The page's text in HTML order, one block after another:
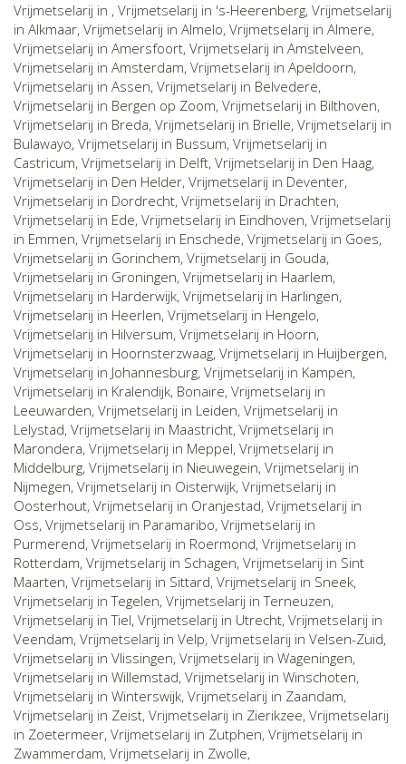
Vrijmetselarij in , Vrijmetselarij in 's-Heerenberg, Vrijmetselarij
in Alkmaar, Vrijmetselarij in Almelo, Vrijmetselarij in Almere,
Vrijmetselarij in Amersfoort, Vrijmetselarij in Amstelveen,
Vrijmetselarij in Amsterdam, Vrijmetselarij in Apeldoorn,
Vrijmetselarij in Assen, Vrijmetselarij in Belvedere,
Vrijmetselarij in Bergen op Zoom, Vrijmetselarij in Bilthoven,
Vrijmetselarij in Breda, Vrijmetselarij in Brielle, Vrijmetselarij in
Bulawayo, Vrijmetselarij in Bussum, Vrijmetselarij in
Castricum, Vrijmetselarij in Delft, Vrijmetselarij in Den Haag,
Vrijmetselarij in Den Helder, Vrijmetselarij in Deventer,
Vrijmetselarij in Dordrecht, Vrijmetselarij in Drachten,
Vrijmetselarij in Ede, Vrijmetselarij in Eindhoven, Vrijmetselarij
in Emmen, Vrijmetselarij in Enschede, Vrijmetselarij in Goes,
Vrijmetselarij in Gorinchem, Vrijmetselarij in Gouda,
Vrijmetselarij in Groningen, Vrijmetselarij in Haarlem,
Vrijmetselarij in Harderwijk, Vrijmetselarij in Harlingen,
Vrijmetselarij in Heerlen, Vrijmetselarij in Hengelo,
Vrijmetselarij in Hilversum, Vrijmetselarij in Hoorn,
Vrijmetselarij in Hoornsterzwaag, Vrijmetselarij in Huijbergen,
Vrijmetselarij in Johannesburg, Vrijmetselarij in Kampen,
Vrijmetselarij in Kralendijk, Bonaire, Vrijmetselarij in
Leeuwarden, Vrijmetselarij in Leiden, Vrijmetselarij in
Lelystad, Vrijmetselarij in Maastricht, Vrijmetselarij in
Marondera, Vrijmetselarij in Meppel, Vrijmetselarij in
Middelburg, Vrijmetselarij in Nieuwegein, Vrijmetselarij in
Nijmegen, Vrijmetselarij in Oisterwijk, Vrijmetselarij in
Oosterhout, Vrijmetselarij in Oranjestad, Vrijmetselarij in
Oss, Vrijmetselarij in Paramaribo, Vrijmetselarij in
Purmerend, Vrijmetselarij in Roermond, Vrijmetselarij in
Rotterdam, Vrijmetselarij in Schagen, Vrijmetselarij in Sint
Maarten, Vrijmetselarij in Sittard, Vrijmetselarij in Sneek,
Vrijmetselarij inTegelen, Vrijmetselarij inTerneuzen,
Vrijmetselarij inTiel, Vrijmetselarij in Utrecht, Vrijmetselarij in
Veendam, Vrijmetselarij in Velp, Vrijmetselarij in Velsen-Zuid,
Vrijmetselarij in Vlissingen, Vrijmetselarij in Wageningen,
Vrijmetselarij in Willemstad, Vrijmetselarij in Winschoten,
Vrijmetselarij in Winterswijk, Vrijmetselarij in Zaandam,
Vrijmetselarij in Zeist, Vrijmetselarij in Zierikzee, Vrijmetselarij
in Zoetermeer, Vrijmetselarij in Zutphen, Vrijmetselarij in
Zwammerdam, Vrijmetselarij in Zwolle,